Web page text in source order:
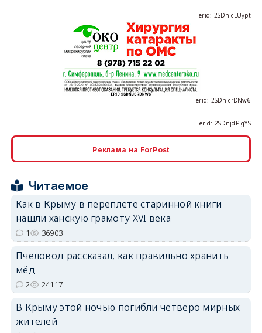
erid: 2SDnjcrDNw6
erid: 2SDnjdPjgYS
erid: 2SDnjdvhGXG
Реклама на ForPost
Читаемое
Как в Крыму в переплёте старинной книги
нашли ханскую грамоту XVI века
1 36903
Пчеловод рассказал, как правильно хранить
мёд
2 24117
В Крыму этой ночью погибли четверо мирных
жителей